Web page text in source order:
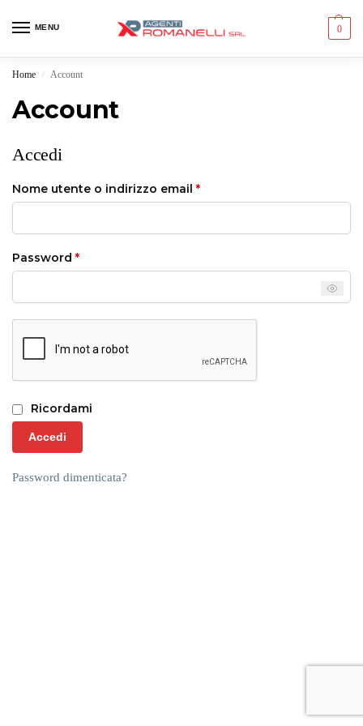
MENU 0
Home / Account
Account
Accedi
Nome utente o indirizzo email *
Password *
Ricordami
Accedi
Password dimenticata?